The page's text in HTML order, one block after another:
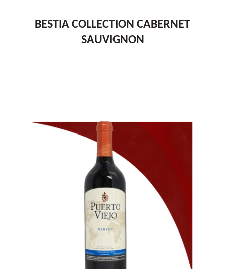
BESTIA COLLECTION CABERNET
SAUVIGNON